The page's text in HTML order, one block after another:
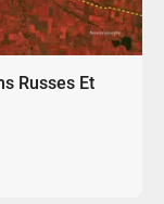
Russes Et